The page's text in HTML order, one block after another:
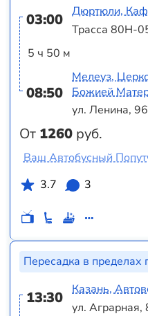
03:00
5 ч 50 м
08:50
От 1260 руб.
Дюртюли,
Трасса 80Н-
Мелеуз,
Божией
ул. Ленина, 96
Ваш Автобусный
3.7
3
Пересадка в пределах
13:30
Казань,
ул. Аграрная,